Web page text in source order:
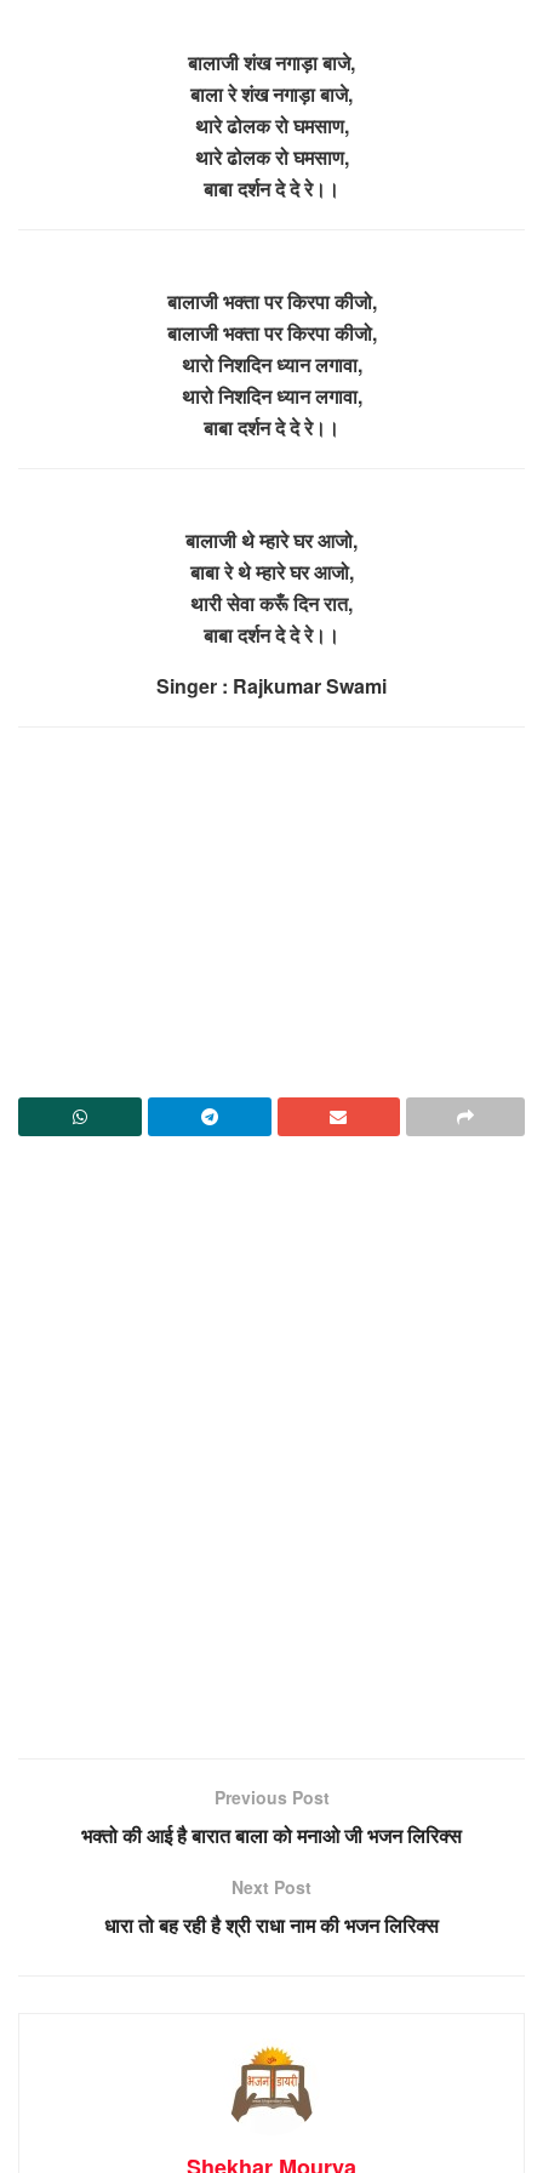
बालाजी शंख नगाड़ा बाजे,
बाला रे शंख नगाड़ा बाजे,
थारे ढोलक रो घमसाण,
थारे ढोलक रो घमसाण,
बाबा दर्शन दे दे रे।।
बालाजी भक्ता पर किरपा कीजो,
बालाजी भक्ता पर किरपा कीजो,
थारो निशदिन ध्यान लगावा,
थारो निशदिन ध्यान लगावा,
बाबा दर्शन दे दे रे।।
बालाजी थे म्हारे घर आजो,
बाबा रे थे म्हारे घर आजो,
थारी सेवा करूँ दिन रात,
बाबा दर्शन दे दे रे।।
Singer : Rajkumar Swami
Previous Post
भक्तो की आई है बारात बाला को मनाओ जी भजन लिरिक्स
Next Post
धारा तो बह रही है श्री राधा नाम की भजन लिरिक्स